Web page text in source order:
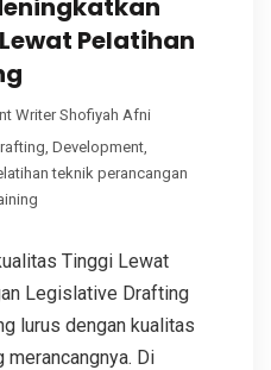
Pelatihan
Writer Shofiyah Afni
Development
teknik perancangan
Tinggi Lewat
Legislative Drafting
lurus dengan kualitas
merancangnya. Di